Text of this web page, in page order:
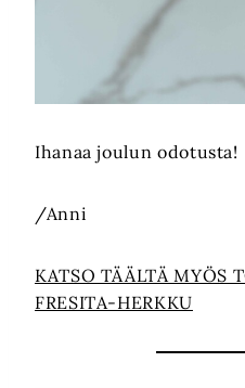
Ihanaa joulun odotusta!
/Anni
KATSO TÄÄLTÄ MYÖS
FRESITA-HERKKU